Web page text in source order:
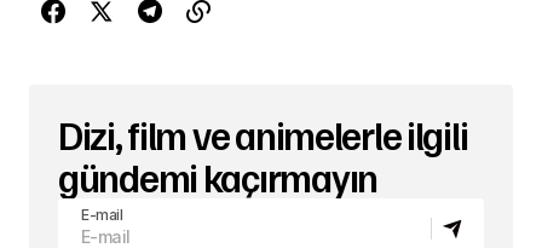
Dizi, film ve animelerle ilgili
gündemi kaçırmayın
E-mail